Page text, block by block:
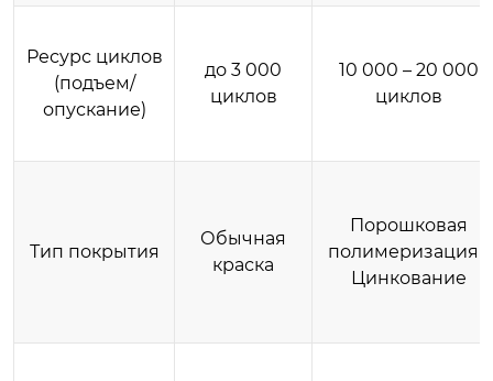
Ресурс циклов
(подъем/
опускание)
до 3 000
циклов
10 000 – 20 000
циклов
Тип покрытия
Обычная
краска
Порошковая
полимеризация /
Цинкование